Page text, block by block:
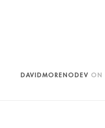
DAVIDMORENODEV ON